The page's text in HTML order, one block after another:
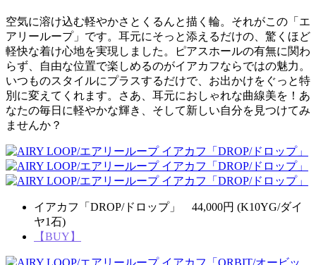
空気に溶け込む軽やかさとくるんと描く輪。それがこの「エ
アリーループ」です。耳元にそっと添えるだけの、驚くほど
軽快な着け心地を実現しました。ピアスホールの有無に関わ
らず、自由な位置で楽しめるのがイアカフならではの魅力。
いつものスタイルにプラスするだけで、お出かけをぐっと特
別に変えてくれます。さあ、耳元におしゃれな曲線美を！あ
なたの毎日に軽やかな輝き、そして新しい自分を見つけてみ
ませんか？
イアカフ「DROP/ドロップ」 44,000円 (K10YG/ダイ
ヤ1石)
【BUY】